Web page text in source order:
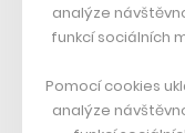
Je to jen něco málo
bezpečnostní
studia eMan, které
analýze
funkcí sociálních
Pomocí cookies
analýze